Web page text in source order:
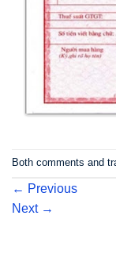
Both comments and
← Previous
Next →